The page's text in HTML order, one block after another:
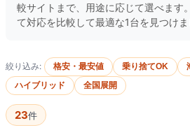
較サイトまで、用途に応じて選べます
て対応を比較して最適な1台を見つけま
絞り込み: 格安・最安値 乗り捨てOK
ハイブリッド
全国展開
23件